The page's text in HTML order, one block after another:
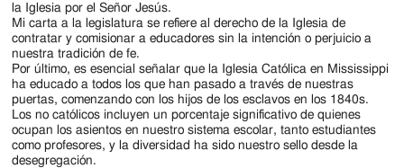
la Iglesia por el Señor Jesús.
Mi carta a la legislatura se refiere al derecho de la Iglesia de
contratar y comisionar a educadores sin la intención o perjuicio a
nuestra tradición de fe.
Por último, es esencial señalar que la Iglesia Católica en Mississippi
ha educado a todos los que han pasado a través de nuestras
puertas, comenzando con los hijos de los esclavos en los 1840s.
Los no católicos incluyen un porcentaje significativo de quienes
ocupan los asientos en nuestro sistema escolar, tanto estudiantes
como profesores, y la diversidad ha sido nuestro sello desde la
desegregación.